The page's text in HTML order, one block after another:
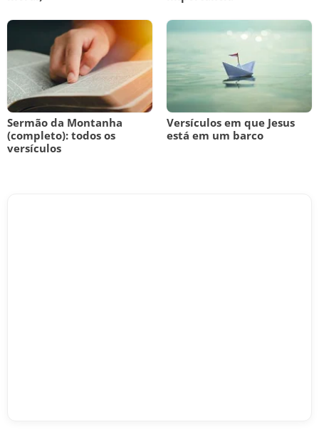
Sermão da Montanha
(completo): todos os
versículos
Versículos em que Jesus
está em um barco